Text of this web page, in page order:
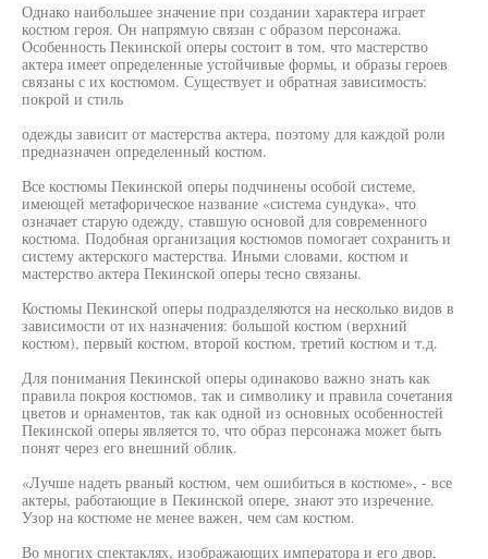
Однако наибольшее значение при создании характера играет
костюм героя. Он напрямую связан с образом персонажа.
Особенность Пекинской оперы состоит в том, что мастерство
актера имеет определенные устойчивые формы, и образы героев
связаны с их костюмом. Существует и обратная зависимость:
покрой и стиль
одежды зависит от мастерства актера, поэтому для каждой роли
предназначен определенный костюм.
Все костюмы Пекинской оперы подчинены особой системе,
имеющей метафорическое название «система сундука», что
означает старую одежду, ставшую основой для современного
костюма. Подобная организация костюмов помогает сохранить и
систему актерского мастерства. Иными словами, костюм и
мастерство актера Пекинской оперы тесно связаны.
Костюмы Пекинской оперы подразделяются на несколько видов в
зависимости от их назначения: большой костюм (верхний
костюм), первый костюм, второй костюм, третий костюм и т.д.
Для понимания Пекинской оперы одинаково важно знать как
правила покроя костюмов, так и символику и правила сочетания
цветов и орнаментов, так как одной из основных особенностей
Пекинской оперы является то, что образ персонажа может быть
понят через его внешний облик.
«Лучше надеть рваный костюм, чем ошибиться в костюме», - все
актеры, работающие в Пекинской опере, знают это изречение.
Узор на костюме не менее важен, чем сам костюм.
Во многих спектаклях, изображающих императора и его двор,